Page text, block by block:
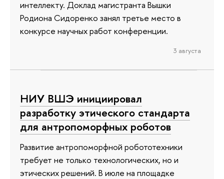
интеллекту. Доклад магистранта Вышки
Родиона Сидоренко занял третье место в
конкурсе научных работ конференции.
3 августа
НИУ ВШЭ инициировал
разработку этического стандарта
для антропоморфных роботов
Развитие антропоморфной робототехники
требует не только технологических, но и
этических решений. В июле на площадке